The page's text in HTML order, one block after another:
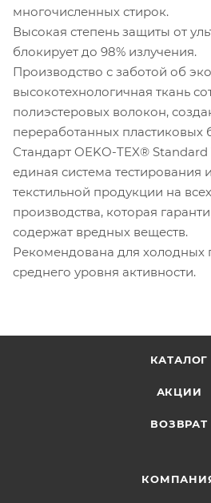
многочисленных стирок.
Высокая степень защиты от
блокирует до 98% излучения.
Производство с заботой об
высокотехнологичная ткань
полиэстеровых волокон,
переработанных пластиковых
Стандарт OEKO-TEX® Standard
единая система тестирования
текстильной продукции на
производства, которая
содержат вредных веществ.
Рекомендована для холодных
среднего уровня активности.
КАТАЛОГ
АКЦИИ
ВОЗВРАТ